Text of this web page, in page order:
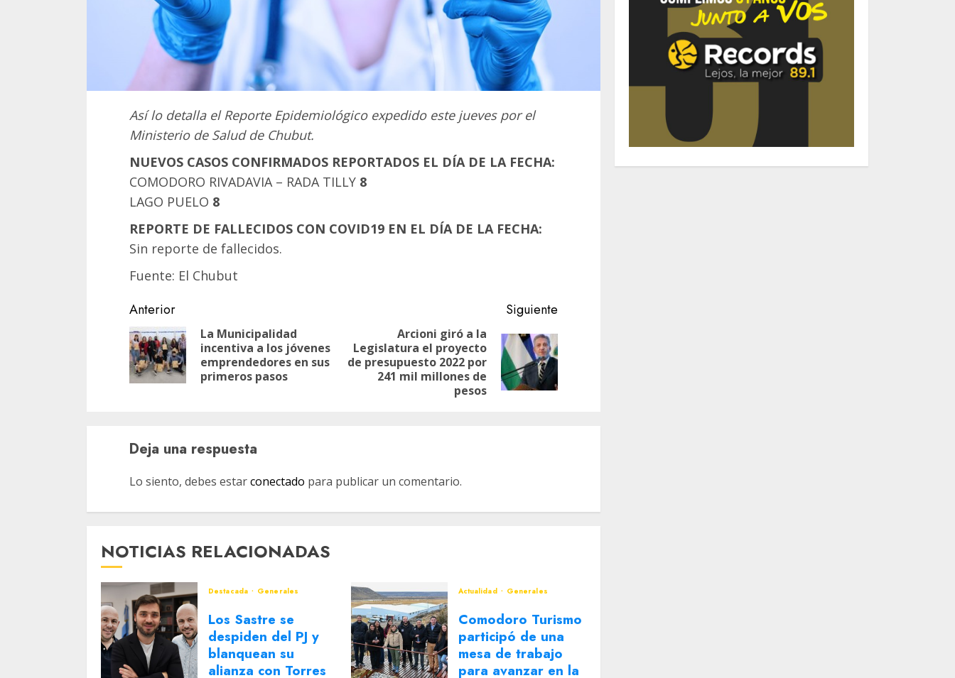
Así lo detalla el Reporte Epidemiológico expedido este jueves por el
Ministerio de Salud de Chubut.
NUEVOS CASOS CONFIRMADOS REPORTADOS EL DÍA DE LA FECHA:
COMODORO RIVADAVIA – RADA TILLY 8
LAGO PUELO 8
REPORTE DE FALLECIDOS CON COVID19 EN EL DÍA DE LA FECHA:
Sin reporte de fallecidos.
Fuente: El Chubut
Navegación
de
entradas
Anterior
Entrada
anterior:
La Municipalidad
incentiva a los jóvenes
emprendedores en sus
primeros pasos
Siguiente
Siguiente
entrada:
Arcioni giró a la
Legislatura el proyecto
de presupuesto 2022 por
241 mil millones de
pesos
Deja una respuesta
Lo siento, debes estarconectado para publicar un comentario.
NOTICIAS RELACIONADAS
Destacada Generales
Los Sastre se
despiden del PJ y
blanquean su
alianza con Torres
Actualidad Generales
Comodoro Turismo
participó de una
mesa de trabajo
para avanzar en la